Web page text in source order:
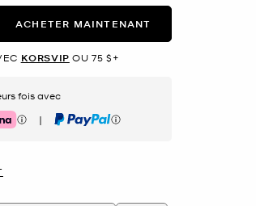
ACHETER MAINTENANT
KORSVIP OU 75 $+
fois avec
| PayPal